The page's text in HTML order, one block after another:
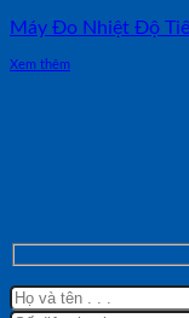
Máy Đo Nhiệt Độ
Xem thêm